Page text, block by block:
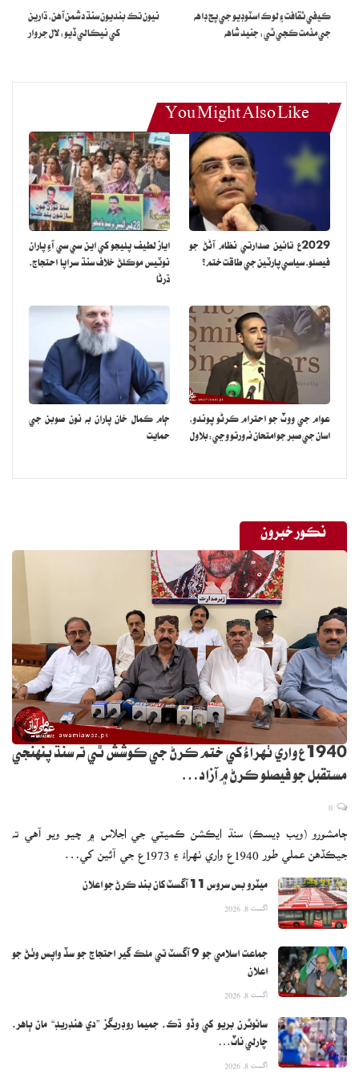
ڪيفي ثقافت ۽ لوڪ اسٽوڊيو جي ڀڃ ڊاهه
جي مذمت ڪجي ٿي: جنيد شاهه
نيون تڪ بنديون سنڌ دشمن آهن، ڌارين
کي نيڪالي ڏيو: لال جروار
You Might Also Like
2029ع تائين صدارتي نظام آڻڻ جو
فيصلو، سياسي پارٽين جي طاقت ختم؟
اياز لطيف پليجو کي اين سي سي آءِ پاران
نوٽيس موڪلڻ خلاف سنڌ سراپا احتجاج،
ڌرڻا
عوام جي ووٽ جو احترام ڪرڻو پوندو،
اسان جي صبر جو امتحان نه ورتو وڃي:بلاول
ڄام ڪمال خان پاران به نون صوبن جي
حمايت
نڪور خبرون
1940ع واري ٺهراءُ کي ختم ڪرڻ جي ڪوشش ٿي ته سنڌ پنهنجي
مستقبل جو فيصلو ڪرڻ ۾ آزاد…
ڄامشورو (ويب ڊيسڪ) سنڌ ايڪشن ڪميٽي جي اجلاس ۾ چيو ويو آهي ته
جيڪڏهن عملي طور 1940ع واري ٺهراءُ ۽ 1973ع جي آئين کي…
ميٽرو بس سروس 11 آگسٽ کان بند ڪرڻ جو اعلان
اگست 8, 2026
جماعت اسلامي جو 9 آگسٽ تي ملڪ گير احتجاج جو سڏ واپس وٺڻ جو
اعلان
اگست 8, 2026
سائوٿرن بريو کي وڏو ڌڪ، جميما روڊريگز ”دي هنڊريڊ“ مان ٻاهر،
چارلي ناٽ…
اگست 8, 2026